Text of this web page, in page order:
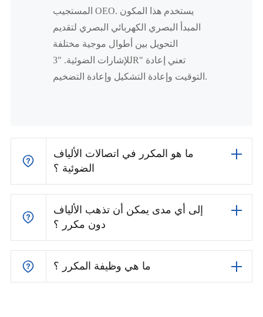
المستجيب OEO. يستخدم هذا المكون
المبدأ البصري الكهربائي البصري لتقديم
التحويل بين أطوال موجية مختلفة
للإشارات الضوئية. "3R" تعني إعادة
التوقيت وإعادة التشكيل وإعادة التضخيم.
ما هو المكرر في اتصالات الألياف
الضوئية ؟
إلى أي مدى يمكن أن تذهب الألياف
دون مكرر ؟
ما هي وظيفة المكرر ؟